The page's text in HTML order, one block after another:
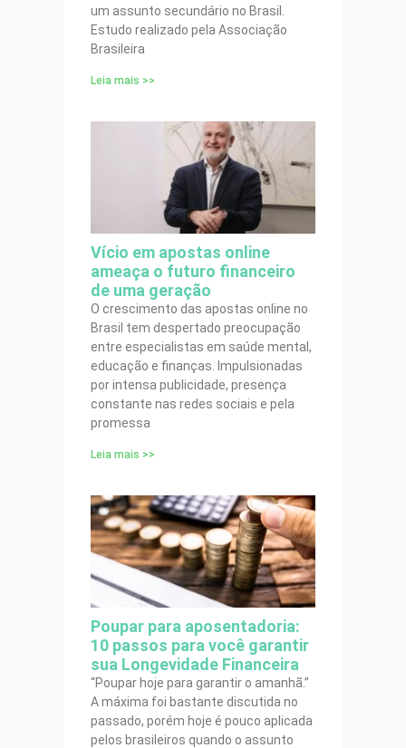
um assunto secundário no Brasil.
Estudo realizado pela Associação
Brasileira
Leia mais >>
Vício em apostas online
ameaça o futuro financeiro
de uma geração
O crescimento das apostas online no
Brasil tem despertado preocupação
entre especialistas em saúde mental,
educação e finanças. Impulsionadas
por intensa publicidade, presença
constante nas redes sociais e pela
promessa
Leia mais >>
Poupar para aposentadoria:
10 passos para você garantir
sua Longevidade Financeira
“Poupar hoje para garantir o amanhã.”
A máxima foi bastante discutida no
passado, porém hoje é pouco aplicada
pelos brasileiros quando o assunto